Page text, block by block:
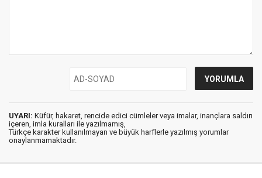
UYARI: Küfür, hakaret, rencide edici cümleler veya imalar, inançlara saldırı
içeren, imla kuralları ile yazılmamış,
Türkçe karakter kullanılmayan ve büyük harflerle yazılmış yorumlar
onaylanmamaktadır.